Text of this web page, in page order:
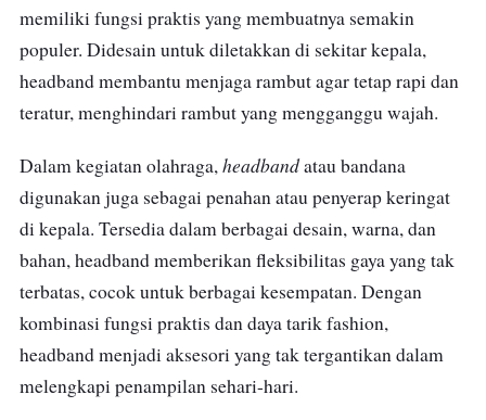
memiliki fungsi praktis yang membuatnya semakin
populer. Didesain untuk diletakkan di sekitar kepala,
headband membantu menjaga rambut agar tetap rapi dan
teratur, menghindari rambut yang mengganggu wajah.
Dalam kegiatan olahraga,headbandatau bandana
digunakan juga sebagai penahan atau penyerap keringat
di kepala. Tersedia dalam berbagai desain, warna, dan
bahan, headband memberikan fleksibilitas gaya yang tak
terbatas, cocok untuk berbagai kesempatan. Dengan
kombinasi fungsi praktis dan daya tarik fashion,
headband menjadi aksesori yang tak tergantikan dalam
melengkapi penampilan sehari-hari.